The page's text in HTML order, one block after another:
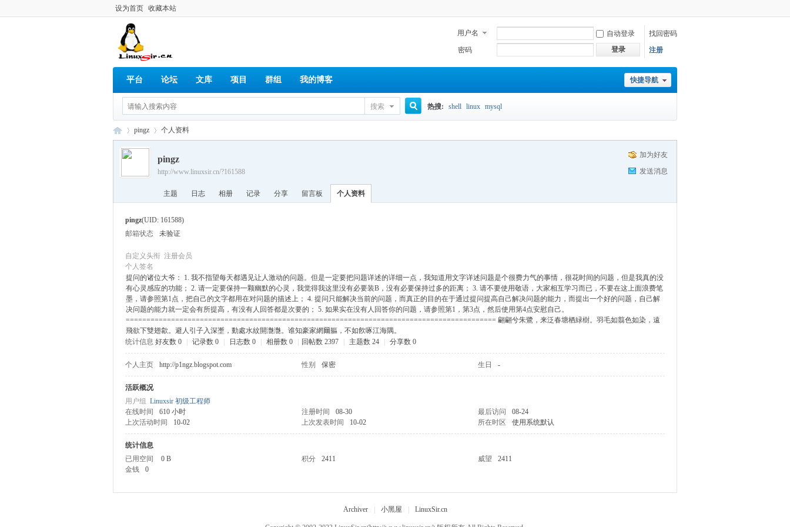
设为首页 收藏本站
用户名 自动登录
找回密码
密码
登录 注册
快捷导航
平台 论坛 文库 项目 群组 我的博客
搜索
搜
热搜: shell linux mysql
pingz 个人资料
加为好友
发送消息
pingz
http://www.linuxsir.cn/?161588
主题 日志 相册 记录 分享 留言板 个人资料
pingz(UID: 161588)
邮箱状态
未验证
自定义头衔 注册会员
个人签名
提问的诸位大爷： 1. 我不指望每天都遇见让人激动的问题。但是一定要把问题详述的详细一点，我知道用文字详述问题是个很费力气的事情，很花时间的问题，但是我真的没
有心灵感应的功能； 2. 请一定要保持一颗幽默的心灵，我觉得我这里没有必要装B，没有必要保持过多的距离； 3. 请不要使用敬语，大家相互学习而已，不要在这上面浪费笔
墨，请参照第1点，把自己的文字都用在对问题的描述上； 4. 提问只能解决当前的问题，而真正的目的在于通过提问提高自己解决问题的能力，而提出一个好的问题，自己解
决问题的能力就一定会有所提高，有没有人回答都是次要的； 5. 如果实在没有人回答你的问题，请参照第1，第3点，然后使用第4点安慰自己。
========================================================================================== 翩翩兮朱鷺，来泛春塘栖緑樹。羽毛如翦色如染，遠
飛欲下雙翅歙。避人引子入深壍，動處水紋開灔灔。谁知豪家網爾軀，不如飮啄江海隅。
统计信息 好友数 0 记录数 0 日志数 0 相册数 0 回帖数 2397 主题数 24 分享数 0
个人主页 http://p1ngz.blogspot.com 性别 保密 生日 -
活跃概况
用户组 Linuxsir 初级工程师
在线时间
610 小时 注册时间 08-30 最后访问
08-24
上次活动时间
10-02 上次发表时间 10-02 所在时区 使用系统默认
统计信息
已用空间
0 B 积分 2411 威望
2411
金钱
0
Archiver 小黑屋 LinuxSir.cn